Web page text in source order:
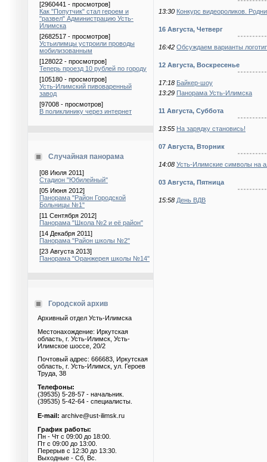
[2960441 - просмотров]
Как "Попутчик" стал героем и
"развел" Администрацию Усть-
Илимска
[2682517 - просмотров]
Устьилимцы устроили проводы
мобилизованным
[128022 - просмотров]
Теперь проезд 10 рублей по городу
[105180 - просмотров]
Усть-Илимский пивоваренный
завод
[97008 - просмотров]
В поликлинику через интернет
Случайная панорама
[08 Июля 2011]
Стадион "Юбилейный"
[05 Июня 2012]
Панорама "Район Городской
Больницы №1"
[11 Сентября 2012]
Панорама "Школа №2 и её район"
[14 Декабря 2011]
Панорама "Район школы №2"
[23 Августа 2013]
Панорама "Оранжерея школы №14"
Городской архив
Архивный отдел Усть-Илимска
Местонахождение: Иркутская
область, г. Усть-Илимск, Усть-
Илимское шоссе, 20/2
Почтовый адрес: 666683, Иркутская
область, г. Усть-Илимск, ул. Героев
Труда, 38
Телефоны:
(39535) 5-28-57 - начальник.
(39535) 5-42-64 - специалисты.
E-mail: archive@ust-ilimsk.ru
График работы:
Пн - Чт с 09:00 до 18:00.
Пт с 09:00 до 13:00.
Перерыв с 12:30 до 13:30.
Выходные - Сб, Вс.
13:30 Конкурс видеороликов.
16 Августа, Четверг
16:42 Обсуждаем варианты
12 Августа, Воскресенье
17:18 Байкер-шоу
13:29 Панорама Усть-Илимска
11 Августа, Суббота
13:55 На зарядку становись!
07 Августа, Вторник
14:08 Усть-Илимские символы на
03 Августа, Пятница
15:58 День ВДВ